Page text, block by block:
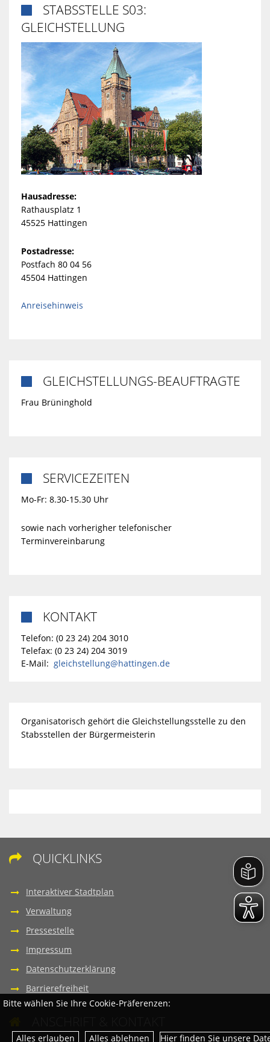

STABSSTELLE S03:
GLEICHSTELLUNG
Hausadresse:
Rathausplatz 1
45525 Hattingen
Postadresse:
Postfach 80 04 56
45504 Hattingen
Anreisehinweis
GLEICHSTELLUNGS-BEAUFTRAGTE
Frau Brüninghold
SERVICEZEITEN
Mo-Fr: 8.30-15.30 Uhr
sowie nach vorherigher telefonischer
Terminvereinbarung
KONTAKT
Telefon: (0 23 24) 204 3010
Telefax: (0 23 24) 204 3019
E-Mail: gleichstellung@hattingen.de
Organisatorisch gehört die Gleichstellungsstelle zu den
Stabsstellen der Bürgermeisterin
 QUICKLINKS
Interaktiver Stadtplan
Verwaltung
Pressestelle
Impressum
Datenschutzerklärung
Barrierefreiheit
Bitte wählen Sie Ihre Cookie-Präferenzen:
Hier finden Sie unsere